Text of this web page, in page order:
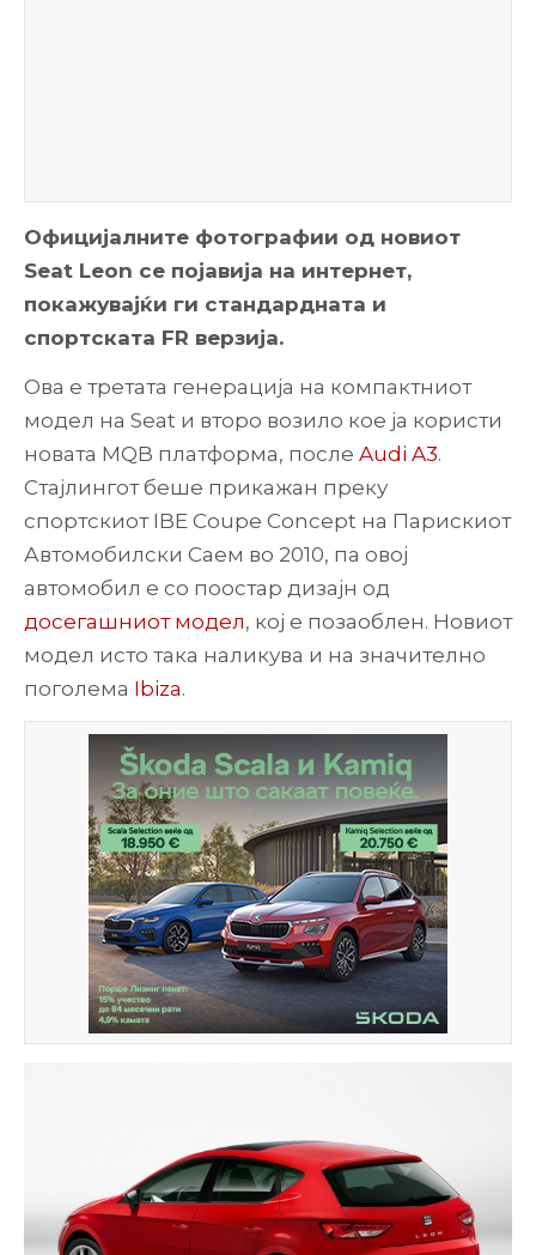
Официјалните фотографии од новиот
Seat Leon се појавија на интернет,
покажувајќи ги стандардната и
спортската FR верзија.
Ова е третата генерација на компактниот
модел на Seat и второ возило кое ја користи
новата MQB платформа, после Audi A3.
Стајлингот беше прикажан преку
спортскиот IBE Coupe Concept на Парискиот
Автомобилски Саем во 2010, па овој
автомобил е со поостар дизајн од
досегашниот модел, кој е позаоблен. Новиот
модел исто така наликува и на значително
поголема Ibiza.